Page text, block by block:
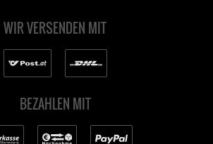
WIR VERSENDEN MIT
BEZAHLEN MIT